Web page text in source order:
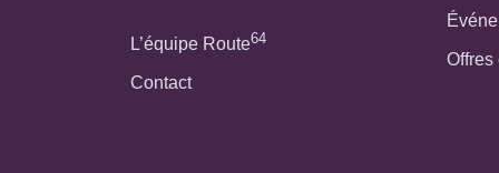
L’équipe Route64
Contact
Offres